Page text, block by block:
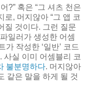
?” 혹은 “그 셔츠 천은
로, 머지않아 “그 앱 코
질 것이다. 그런 질문
일러가 생성한 어셈
작성한 ‘일반’ 코드
사실 이미 어셈블리 코
불분명하다. 머지않아
같은 말을 하게 될 것